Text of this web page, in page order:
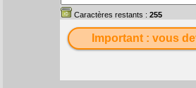
Caractères restants : 255
Important : vous